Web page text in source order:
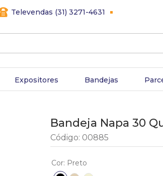
Televendas (31) 3271-4631
Expositores Bandejas
Bandeja Napa 30
Código: 00885
Cor: Preto